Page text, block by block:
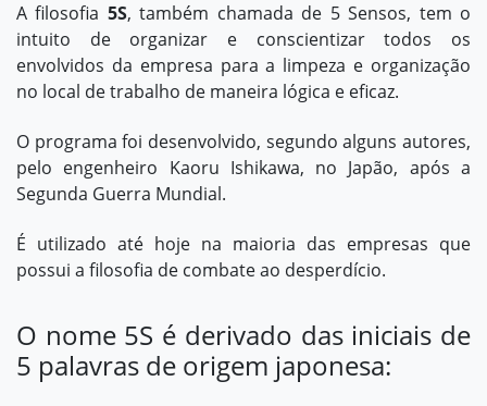
A filosofia 5S, também chamada de 5 Sensos, tem o
intuito de organizar e conscientizar todos os
envolvidos da empresa para a limpeza e organização
no local de trabalho de maneira lógica e eficaz.
O programa foi desenvolvido, segundo alguns autores,
pelo engenheiro Kaoru Ishikawa, no Japão, após a
Segunda Guerra Mundial.
É utilizado até hoje na maioria das empresas que
possui a filosofia de combate ao desperdício.
O nome 5S é derivado das iniciais de
5 palavras de origem japonesa: